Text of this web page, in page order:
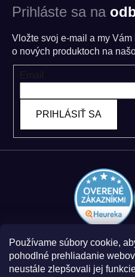
Používame súbory cookie,
pohodlné prehliadanie
neustále zlepšovali jej
Prihláste sa na
Vložte svoj e-mail a my
o nových produktoch na
PRIHLÁSIŤ SA